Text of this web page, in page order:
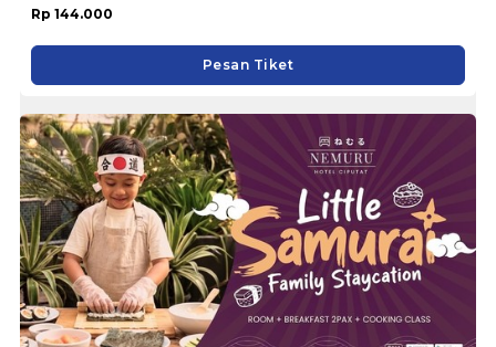
Rp 144.000
Pesan Tiket